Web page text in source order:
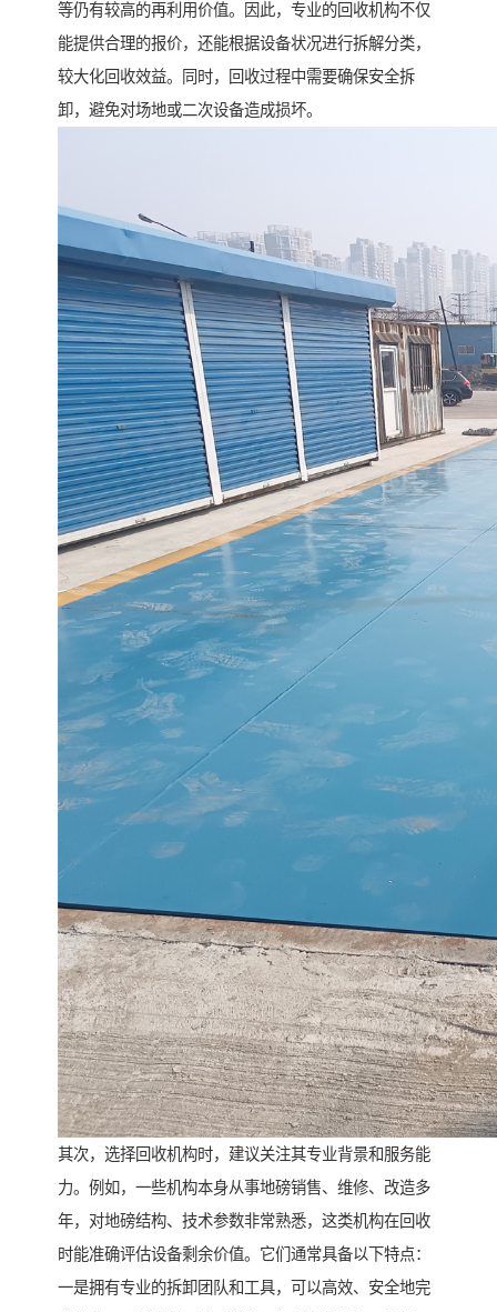
等仍有较高的再利用价值。因此，专业的回收机构不仅
能提供合理的报价，还能根据设备状况进行拆解分类，
较大化回收效益。同时，回收过程中需要确保安全拆
卸，避免对场地或二次设备造成损坏。
其次，选择回收机构时，建议关注其专业背景和服务能
力。例如，一些机构本身从事地磅销售、维修、改造多
年，对地磅结构、技术参数非常熟悉，这类机构在回收
时能准确评估设备剩余价值。它们通常具备以下特点：
一是拥有专业的拆卸团队和工具，可以高效、安全地完